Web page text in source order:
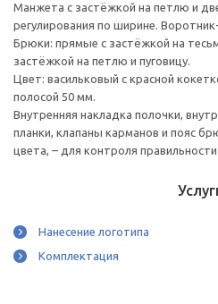
Манжета с застёжкой на петлю и
регулирования по ширине.
Брюки: прямые с застёжкой на
застёжкой на петлю и пуговицу.
Цвет: васильковый с красной
полосой 50 мм.
Внутренняя накладка полочки,
планки, клапаны карманов и пояс
цвета, – для контроля
Нанесение логотипа
Комплектация